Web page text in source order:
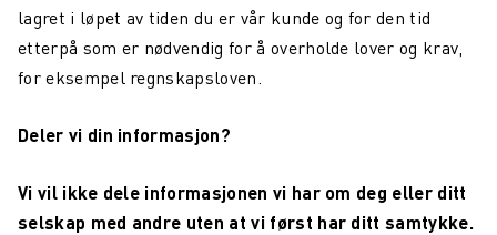
lagret i løpet av tiden du er vår kunde og for den tid
etterpå som er nødvendig for å overholde lover og krav,
for eksempel regnskapsloven.
Deler vi din informasjon?
Vi vil ikke dele informasjonen vi har om deg eller ditt
selskap med andre uten at vi først har ditt samtykke.